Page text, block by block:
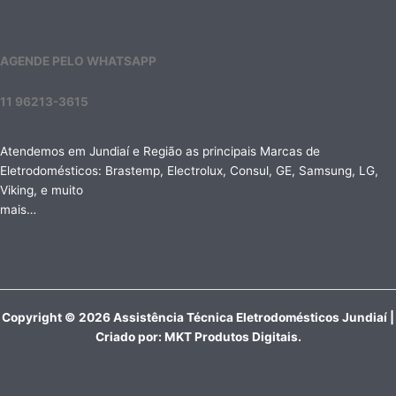
AGENDE PELO WHATSAPP
11 96213-3615
Atendemos em Jundiaí e Região as principais Marcas de
Eletrodomésticos: Brastemp, Electrolux, Consul, GE, Samsung, LG,
Viking, e muito
mais…
Copyright © 2026 Assistência Técnica Eletrodomésticos Jundiaí |
Criado por: MKT Produtos Digitais.